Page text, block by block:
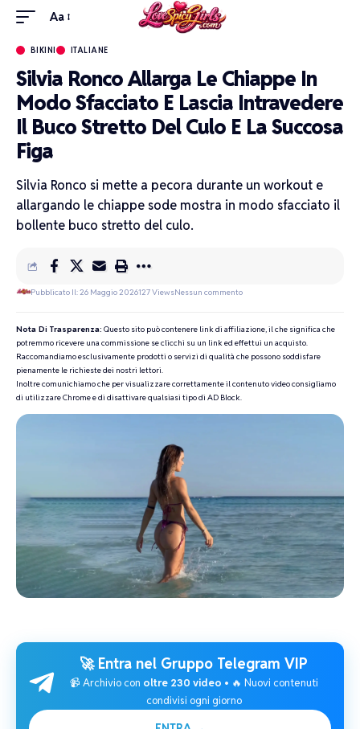
Aa
BIKINI ITALIANE
Silvia Ronco Allarga Le Chiappe In
Modo Sfacciato E Lascia Intravedere
Il Buco Stretto Del Culo E La Succosa
Figa
Silvia Ronco si mette a pecora durante un workout e
allargando le chiappe sode mostra in modo sfacciato il
bollente buco stretto del culo.
Pubblicato Il: 26 Maggio 2026127 ViewsNessun commento
Nota Di Trasparenza: Questo sito può contenere link di affiliazione, il che significa che
potremmo ricevere una commissione se clicchi su un link ed effettui un acquisto.
Raccomandiamo esclusivamente prodotti o servizi di qualità che possono soddisfare
pienamente le richieste dei nostri lettori.
Inoltre comunichiamo che per visualizzare correttamente il contenuto video consigliamo
di utilizzare Chrome e di disattivare qualsiasi tipo di AD Block.
🚀 Entra nel Gruppo Telegram VIP
📹 Archivio con oltre 230 video • 🔥 Nuovi contenuti
condivisi ogni giorno